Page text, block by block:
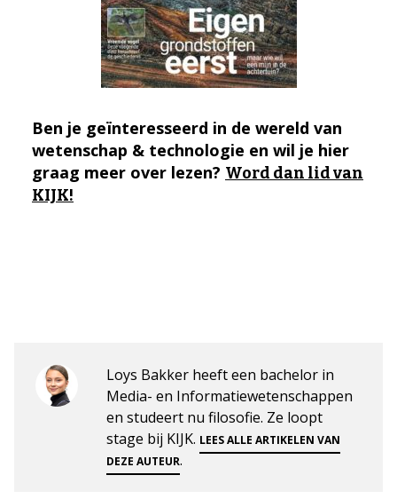
Ben je geïnteresseerd in de wereld van
wetenschap & technologie en wil je hier
graag meer over lezen? Word dan lid van
KIJK!
Loys Bakker heeft een bachelor in
Media- en Informatiewetenschappen
en studeert nu filosofie. Ze loopt
stage bij KIJK. LEES ALLE ARTIKELEN VAN
DEZE AUTEUR.